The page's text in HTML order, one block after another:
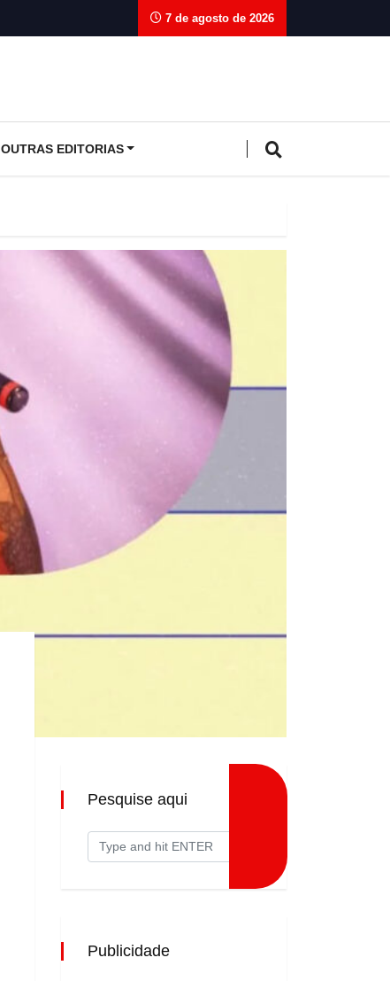
7 de agosto de 2026
OUTRAS EDITORIAS
Pesquise aqui
Publicidade